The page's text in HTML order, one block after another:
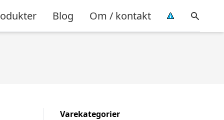
Blog Om / kontakt
Varekategorier